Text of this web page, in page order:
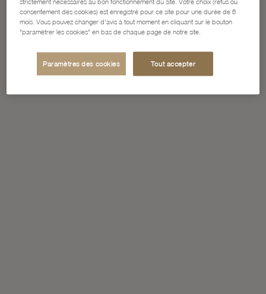
consentement des cookies) est enregistré pour ce site pour une durée de 6
mois. Vous pouvez changer d'avis à tout moment en cliquant sur le bouton
"paramétrer les cookies" en bas de chaque page de notre site.
Paramètres des cookies Tout accepter